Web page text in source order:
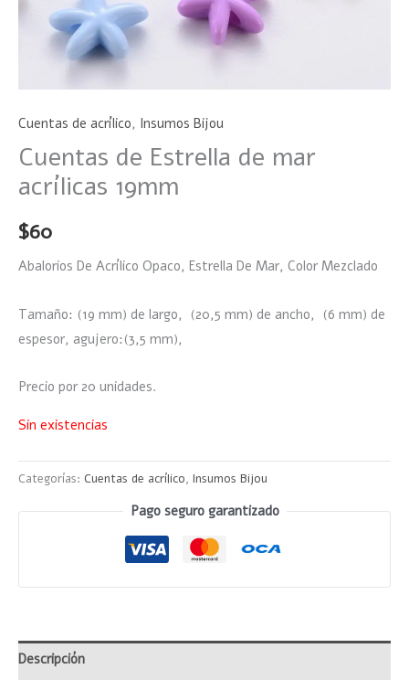
Cuentas de acrílico, Insumos Bijou
Cuentas de Estrella de mar
acrílicas 19mm
$60
Abalorios De Acrílico Opaco, Estrella De Mar, Color Mezclado
Tamaño: (19 mm) de largo, (20,5 mm) de ancho, (6 mm) de
espesor, agujero:(3,5 mm),
Precio por 20 unidades.
Sin existencias
Categorías: Cuentas de acrílico, Insumos Bijou
Pago seguro garantizado
Descripción